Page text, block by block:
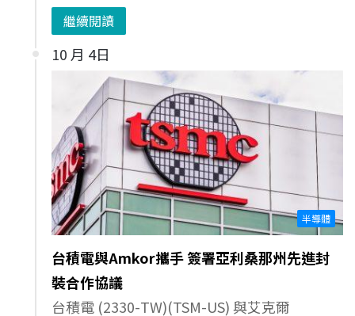
繼續閱讀
10 月 4日
半導體
台積電與Amkor攜手 簽署亞利桑那州先進封
裝合作協議
台積電 (2330-TW)(TSM-US) 與艾克爾